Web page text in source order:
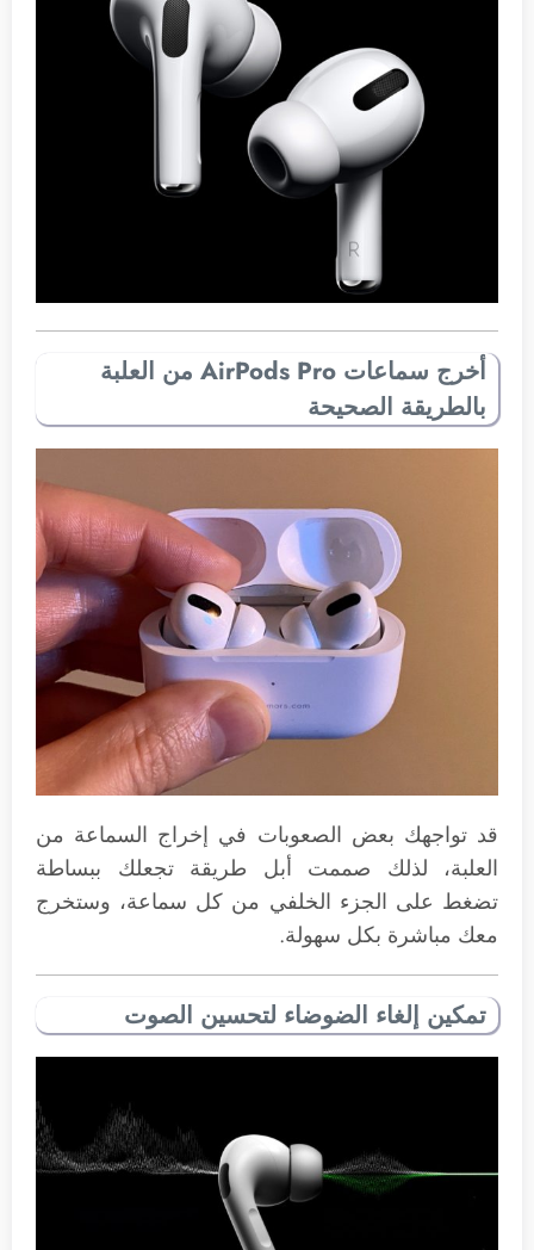
أخرج سماعات AirPods Pro‌ من العلبة
بالطريقة الصحيحة
قد تواجهك بعض الصعوبات في إخراج السماعة من
العلبة، لذلك صممت أبل طريقة تجعلك ببساطة
تضغط على الجزء الخلفي من كل سماعة، وستخرج
معك مباشرة بكل سهولة.
تمكين إلغاء الضوضاء لتحسين الصوت